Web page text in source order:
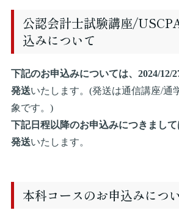
公認会計士試験講座/
込みについて
下記のお申込みについては、2024/12/
発送いたします。(発送は通信講座/通
象です。)
下記日程以降のお申込みにつきまして
発送いたします。
本科コースのお申込みにつ